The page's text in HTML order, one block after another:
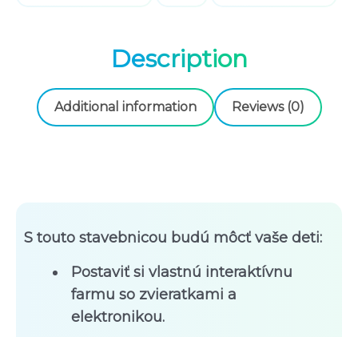
Description
Additional information Reviews (0)
S touto stavebnicou budú môcť vaše deti:
Postaviť si vlastnú interaktívnu
farmu so zvieratkami a
elektronikou.